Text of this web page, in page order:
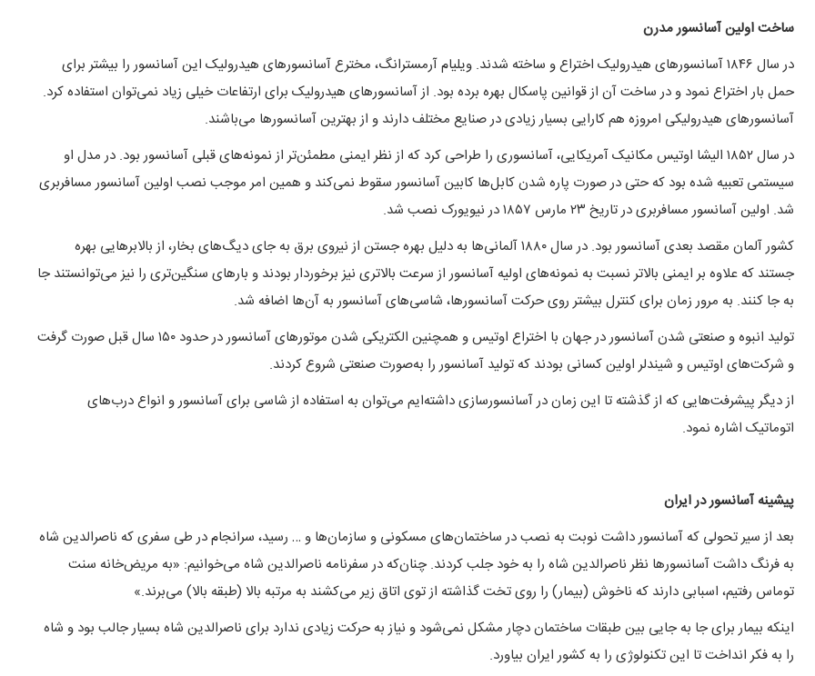
ساخت اولین آسانسور مدرن
در سال ۱۸۴۶ آسانسورهای هیدرولیک اختراع و ساخته شدند. ویلیام آرمسترانگ، مخترع آسانسورهای هیدرولیک این آسانسور را بیشتر برای
حمل بار اختراع نمود و در ساخت آن از قوانین پاسکال بهره برده بود. از آسانسورهای هیدرولیک برای ارتفاعات خیلی زیاد نمی‌توان استفاده کرد.
آسانسورهای هیدرولیکی امروزه هم کارایی بسیار زیادی در صنایع مختلف دارند و از بهترین آسانسورها می‌باشند.
در سال ۱۸۵۲ الیشا اوتیس مکانیک آمریکایی، آسانسوری را طراحی کرد که از نظر ایمنی مطمئن‌تر از نمونه‌های قبلی آسانسور بود. در مدل او
سیستمی تعبیه شده بود که حتی در صورت پاره شدن کابل‌ها کابین آسانسور سقوط نمی‌کند و همین امر موجب نصب اولین آسانسور مسافربری
شد. اولین آسانسور مسافربری در تاریخ ۲۳ مارس ۱۸۵۷ در نیویورک نصب شد.
کشور آلمان مقصد بعدی آسانسور بود. در سال ۱۸۸۰ آلمانی‌ها به دلیل بهره جستن از نیروی برق به جای دیگ‌های بخار، از بالابرهایی بهره
جستند که علاوه بر ایمنی بالاتر نسبت به نمونه‌های اولیه آسانسور از سرعت بالاتری نیز برخوردار بودند و بارهای سنگین‌تری را نیز می‌توانستند جا
به جا کنند. به مرور زمان برای کنترل بیشتر روی حرکت آسانسورها، شاسی‌های آسانسور به آن‌ها اضافه شد.
تولید انبوه و صنعتی شدن آسانسور در جهان با اختراع اوتیس و همچنین الکتریکی شدن موتورهای آسانسور در حدود ۱۵۰ سال قبل صورت گرفت
و شرکت‌های اوتیس و شیندلر اولین کسانی بودند که تولید آسانسور را به‌صورت صنعتی شروع کردند.
از دیگر پیشرفت‌هایی که از گذشته تا این زمان در آسانسورسازی داشته‌ایم می‌توان به استفاده از شاسی برای آسانسور و انواع درب‌های
اتوماتیک اشاره نمود.
پیشینه آسانسور در ایران
بعد از سیر تحولی که آسانسور داشت نوبت به نصب در ساختمان‌های مسکونی و سازمان‌ها و … رسید، سرانجام در طی سفری که ناصرالدین شاه
به فرنگ داشت آسانسورها نظر ناصرالدین شاه را به خود جلب کردند. چنان‌که در سفرنامه ناصرالدین شاه می‌خوانیم: «به مریض‌خانه سنت
توماس رفتیم، اسبابی دارند که ناخوش (بیمار) را روی تخت گذاشته از توی اتاق زیر می‌کشند به مرتبه بالا (طبقه بالا) می‌برند.»
اینکه بیمار برای جا به جایی بین طبقات ساختمان دچار مشکل نمی‌شود و نیاز به حرکت زیادی ندارد برای ناصرالدین شاه بسیار جالب بود و شاه
را به فکر انداخت تا این تکنولوژی را به کشور ایران بیاورد.